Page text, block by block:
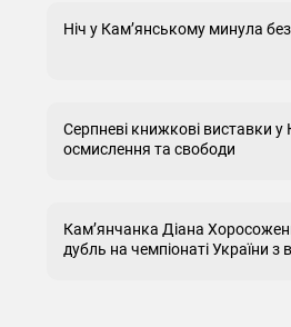
Ніч у Кам’янському минула
Серпневі книжкові виставки
осмислення та свободи
Кам’янчанка Діана
дубль на чемпіонаті України з